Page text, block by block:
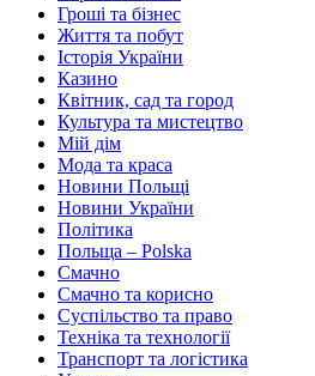
Гроші та бізнес
Життя та побут
Історія України
Казино
Квітник, сад та город
Культура та мистецтво
Мій дім
Мода та краса
Новини Польщі
Новини України
Політика
Польща – Polska
Смачно
Смачно та корисно
Суспільство та право
Техніка та технології
Транспорт та логістика